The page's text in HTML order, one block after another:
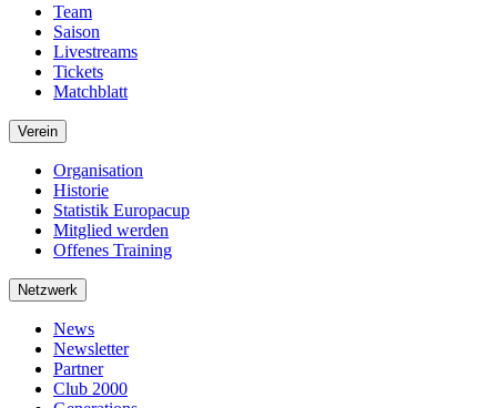
Team
Saison
Livestreams
Tickets
Matchblatt
Verein
Organisation
Historie
Statistik Europacup
Mitglied werden
Offenes Training
Netzwerk
News
Newsletter
Partner
Club 2000